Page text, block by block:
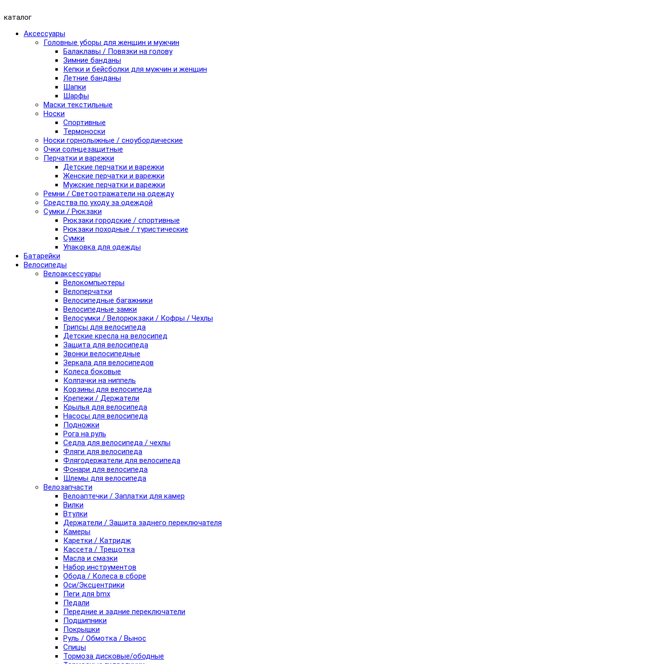
каталог
Аксессуары
Головные уборы для женщин и мужчин
Балаклавы / Повязки на голову
Зимние банданы
Кепки и бейсболки для мужчин и женщин
Летние банданы
Шапки
Шарфы
Маски текстильные
Носки
Спортивные
Термоноски
Носки горнолыжные / сноубордические
Очки солнцезащитные
Перчатки и варежки
Детские перчатки и варежки
Женские перчатки и варежки
Мужские перчатки и варежки
Ремни / Светоотражатели на одежду
Средства по уходу за одеждой
Сумки / Рюкзаки
Рюкзаки городские / спортивные
Рюкзаки походные / туристические
Сумки
Упаковка для одежды
Батарейки
Велосипеды
Велоаксессуары
Велокомпьютеры
Велоперчатки
Велосипедные багажники
Велосипедные замки
Велосумки / Велорюкзаки / Кофры / Чехлы
Грипсы для велосипеда
Детские кресла на велосипед
Защита для велосипеда
Звонки велосипедные
Зеркала для велосипедов
Колеса боковые
Колпачки на ниппель
Корзины для велосипеда
Крепежи / Держатели
Крылья для велосипеда
Насосы для велосипеда
Подножки
Рога на руль
Седла для велосипеда / чехлы
Фляги для велосипеда
Флягодержатели для велосипеда
Фонари для велосипеда
Шлемы для велосипеда
Велозапчасти
Велоаптечки / Заплатки для камер
Вилки
Втулки
Держатели / Защита заднего переключателя
Камеры
Каретки / Катридж
Кассета / Трещотка
Масла и смазки
Набор инструментов
Обода / Колеса в сборе
Оси/Эксцентрики
Пеги для bmx
Педали
Передние и задние переключатели
Подшипники
Покрышки
Руль / Обмотка / Вынос
Спицы
Тормоза дисковые/ободные